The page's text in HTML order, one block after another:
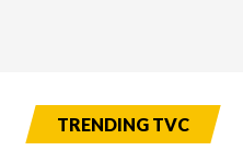
TRENDING TVC